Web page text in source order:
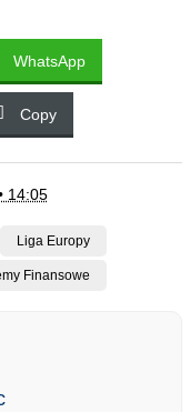
WhatsApp
Copy
14:05
Liga Europy
Finansowe